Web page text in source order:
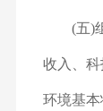
(五)
收入、科
环境基